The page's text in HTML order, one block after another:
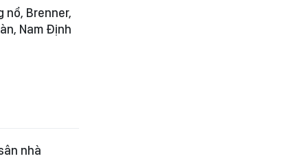
nổ, Brenner,
Nam Định
nhà